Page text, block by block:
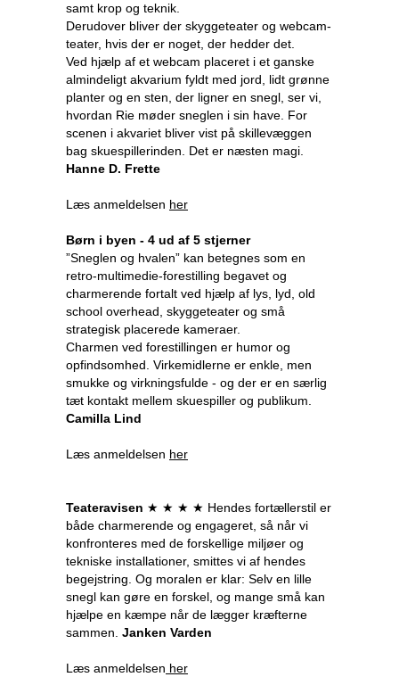
samt krop og teknik.
Derudover bliver der skyggeteater og webcam-
teater, hvis der er noget, der hedder det.
Ved hjælp af et webcam placeret i et ganske
almindeligt akvarium fyldt med jord, lidt grønne
planter og en sten, der ligner en snegl, ser vi,
hvordan Rie møder sneglen i sin have. For
scenen i akvariet bliver vist på skillevæggen
bag skuespillerinden. Det er næsten magi.
Hanne D. Frette
Læs anmeldelsen her
Børn i byen - 4 ud af 5 stjerner
”Sneglen og hvalen” kan betegnes som en
retro-multimedie-forestilling begavet og
charmerende fortalt ved hjælp af lys, lyd, old
school overhead, skyggeteater og små
strategisk placerede kameraer.
Charmen ved forestillingen er humor og
opfindsomhed. Virkemidlerne er enkle, men
smukke og virkningsfulde - og der er en særlig
tæt kontakt mellem skuespiller og publikum.
Camilla Lind
Læs anmeldelsen her
Teateravisen ★ ★ ★ ★ Hendes fortællerstil er
både charmerende og engageret, så når vi
konfronteres med de forskellige miljøer og
tekniske installationer, smittes vi af hendes
begejstring. Og moralen er klar: Selv en lille
snegl kan gøre en forskel, og mange små kan
hjælpe en kæmpe når de lægger kræfterne
sammen. Janken Varden
Læs anmeldelsen her